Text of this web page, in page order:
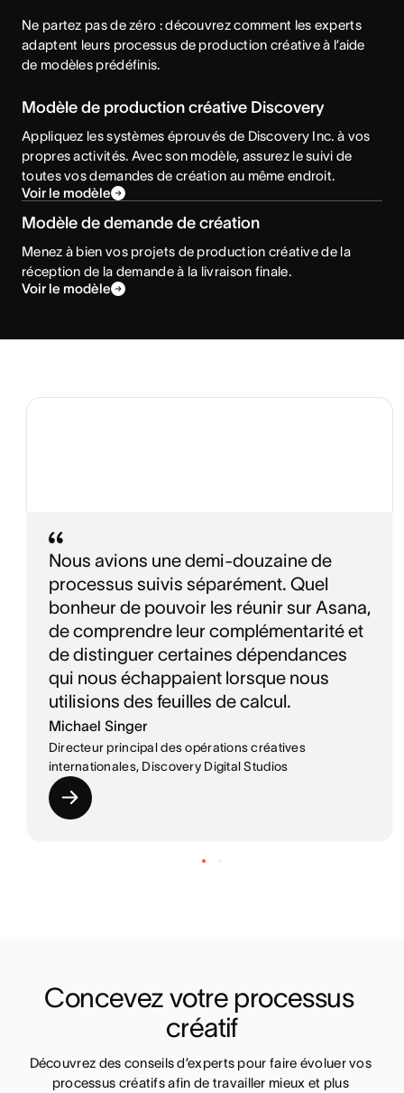
Ne partez pas de zéro : découvrez comment les experts
adaptent leurs processus de production créative à l’aide
de modèles prédéfinis.
Modèle de production créative Discovery
Appliquez les systèmes éprouvés de Discovery Inc. à vos
propres activités. Avec son modèle, assurez le suivi de
toutes vos demandes de création au même endroit.
Voir le modèle
Modèle de demande de création
Menez à bien vos projets de production créative de la
réception de la demande à la livraison finale.
Voir le modèle
Nous avions une demi-douzaine de
processus suivis séparément. Quel
bonheur de pouvoir les réunir sur Asana,
de comprendre leur complémentarité et
de distinguer certaines dépendances
qui nous échappaient lorsque nous
utilisions des feuilles de calcul.
Michael Singer
Directeur principal des opérations créatives
internationales, Discovery Digital Studios
Concevez votre processus
créatif
Découvrez des conseils d’experts pour faire évoluer vos
processus créatifs afin de travailler mieux et plus